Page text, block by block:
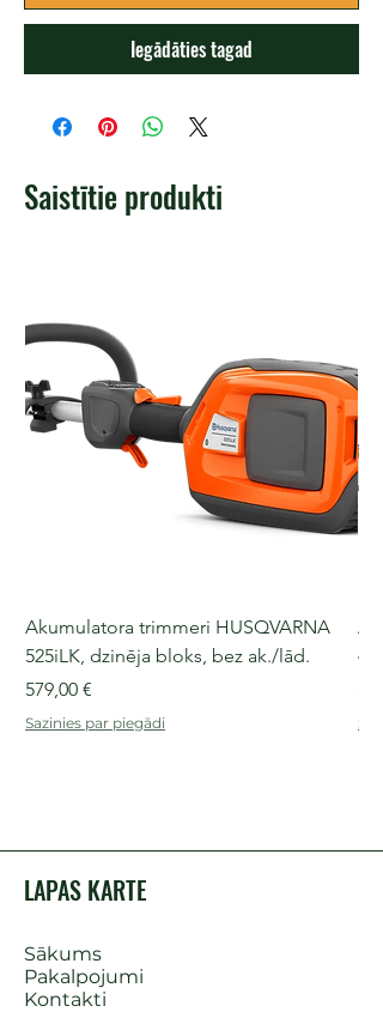
Iegādāties tagad
Saistītie produkti
Akumulatora trimmeri HUSQVARNA
525iLK, dzinēja bloks, bez ak./lād.
Cena
579,00 €
Sazinies par piegādi
LAPAS KARTE
Sākums
Pakalpojumi
Kontakti